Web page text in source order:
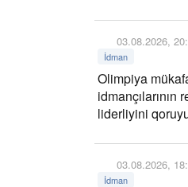
03.08.2026,
İdman
Olimpiya
idmançılarının
liderliyini
03.08.2026,
İdman